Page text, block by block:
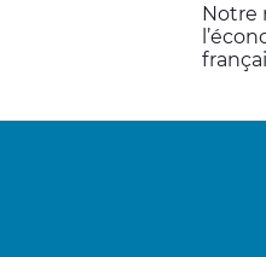
Notre